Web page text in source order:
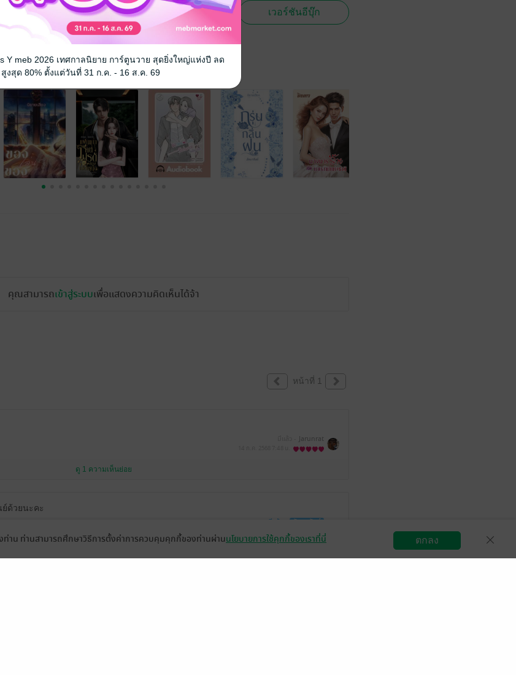
มีวางขายที่ MEB ในรูป
ซื้อได้เลยจ้ะ
เวอร์ชันอีบุ๊ก
คุณสามารถเข้าสู่ระบบเพื่อแสดงความคิดเห็นได้จ้า
หน้าที่ 1
Jarunrat
ดู 1 ความเห็นย่อย
ย์ด้วยนะคะ
มีแล้ว - ลัคนากันย์
8:5 น.
สมัครขายอีบุ๊ก วิธีการใช้งาน
าน ท่านสามารถศึกษาวิธีการตั้งค่าการควบคุมคุกกี้ของท่านผ่านนโยบายการใช้คุกกี้ของเราที่นี่ ตกลง
Y meb 2026 เทศกาลนิยาย การ์ตูนวาย สุดยิ่งใหญ่แห่งปี ลด
งสุด 80% ตั้งแต่วันที่ 31 ก.ค. - 16 ส.ค. 69